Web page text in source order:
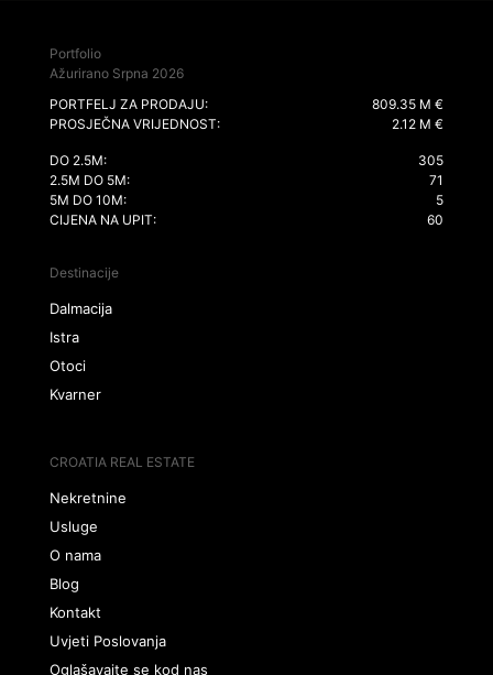
Portfolio
Ažurirano Srpna 2026
PORTFELJ ZA PRODAJU:
809.35 M €
PROSJEČNA VRIJEDNOST:
2.12 M €
DO 2.5M:
305
2.5M DO 5M:
71
5M DO 10M:
5
CIJENA NA UPIT:
60
Destinacije
Dalmacija
Istra
Otoci
Kvarner
CROATIA REAL ESTATE
Nekretnine
Usluge
O nama
Blog
Kontakt
Uvjeti Poslovanja
Oglašavajte se kod nas